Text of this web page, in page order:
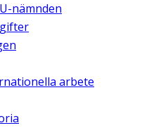
nämnden
arbete